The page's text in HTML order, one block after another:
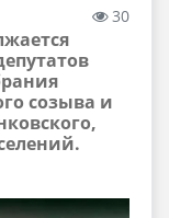
30
созыва и